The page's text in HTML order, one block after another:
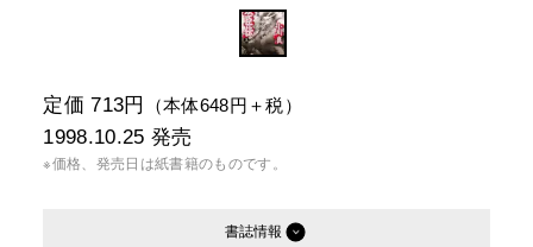
定価 713円 （本体648円＋税）
1998.10.25 発売
※価格、発売日は紙書籍のものです。
書誌情報